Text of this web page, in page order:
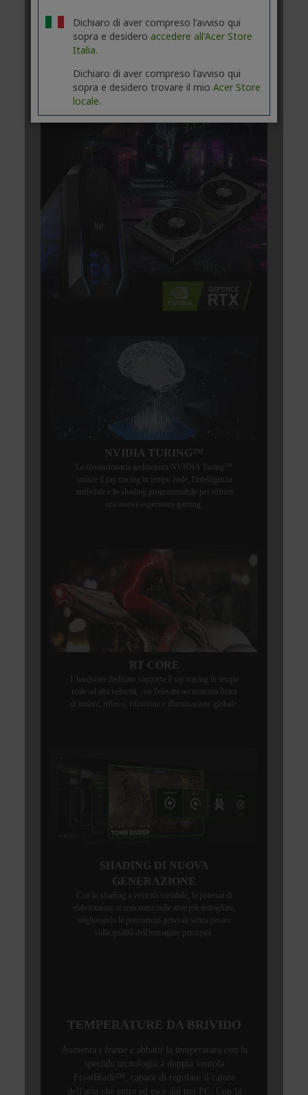
Dichiaro di aver compreso l'avviso qui
sopra e desidero accedere all'Acer Store
Italia.
Dichiaro di aver compreso l'avviso qui
sopra e desidero trovare il mio Acer Store
locale.